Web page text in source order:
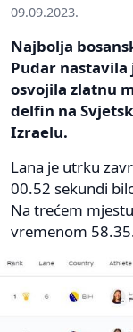
09.09.2023.
Najbolja
Pudar
osvojila zlatnu
delfin na
Izraelu.
Lana je utrku
00.52 sekundi
Na trećem
vremenom